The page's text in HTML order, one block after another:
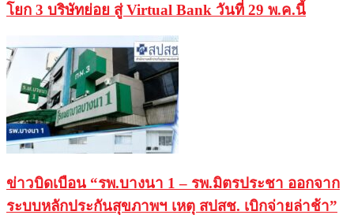
โยก 3 บริษัทย่อย สู่ Virtual Bank วันที่ 29 พ.ค.นี้
ข่าวบิดเบือน “รพ.บางนา 1 – รพ.มิตรประชา ออกจาก
ระบบหลักประกันสุขภาพฯ เหตุ สปสช. เบิกจ่ายล่าช้า”